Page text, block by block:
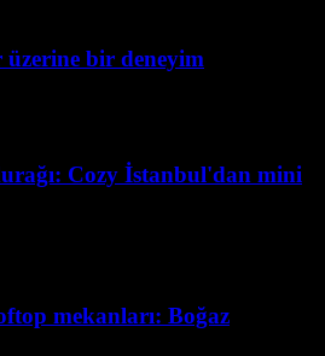
üzerine bir deneyim
Cozy İstanbul'dan mini
mekanları: Boğaz